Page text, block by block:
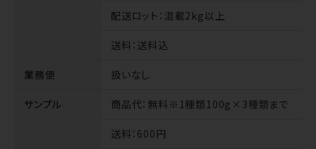
配送ロット ：混載2kg以上
送料：送料込
業務便 扱いなし
サンプル 商品代：無料※1種類100g×3種類まで
送料：600円